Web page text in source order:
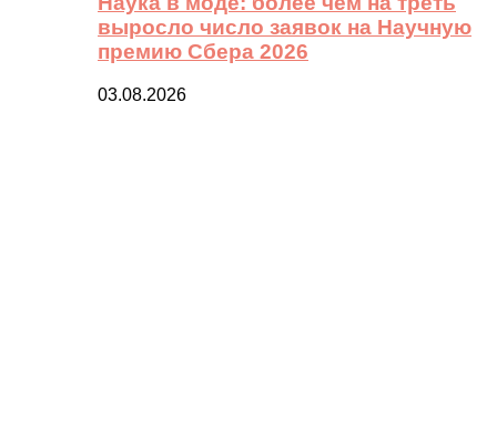
выросло число заявок на Научную
премию Сбера 2026
03.08.2026